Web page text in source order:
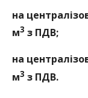
на
м3 з ПДВ;
на
м3 з ПДВ.